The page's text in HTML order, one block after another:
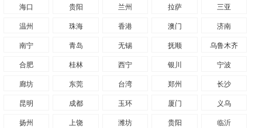
海口
贵阳 兰州 拉萨
三亚
温州
珠海 香港 澳门
济南
南宁
青岛 无锡 抚顺
乌鲁木齐
合肥
桂林 西宁 银川
宁波
廊坊
东莞 台湾 郑州
长沙
昆明
成都 玉环 厦门
义乌
扬州
上饶 潍坊 贵阳
临沂